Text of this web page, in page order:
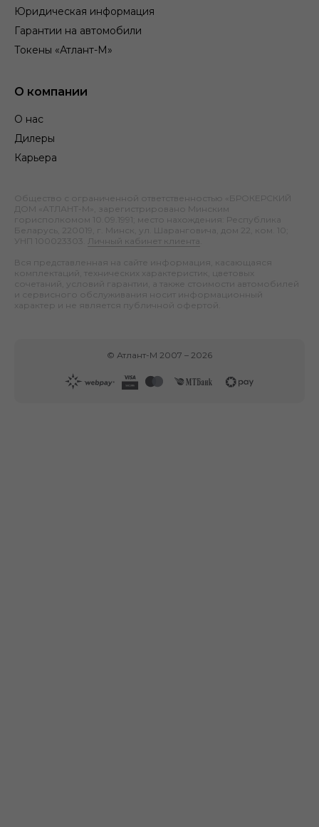
Юридическая информация
Гарантии на автомобили
Токены «Атлант-М»
О компании
О нас
Дилеры
Карьера
Общество с ограниченной ответственностью «БРОКЕРСКИЙ
ДОМ «АТЛАНТ-М», зарегистрировано Минским
горисполкомом 10.09.1991; место нахождения: Республика
Беларусь, 220019, г. Минск, ул. Шаранговича, дом 22, ком. 10;
УНП 100023303.
Личный кабинет клиента
Вся представленная на сайте информация, касающаяся
комплектаций, технических характеристик, цветовых
сочетаний, условий гарантии, а также стоимости автомобилей
и сервисного обслуживания носит информационный
характер и не является публичной офертой.
© Атлант-М 2007 – 2026